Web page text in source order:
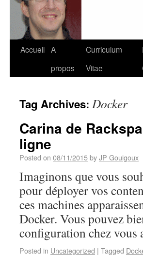
Accueil A
propos
Curriculum
Vitae
Tag Archives: Docker
Carina de
ligne
Posted on 08/11/2015byJP Gouigoux
Imaginons que vous
pour déployer vos
ces machines
Docker. Vous pouvez
configuration chez vous
Posted in Uncategorized | Tagged